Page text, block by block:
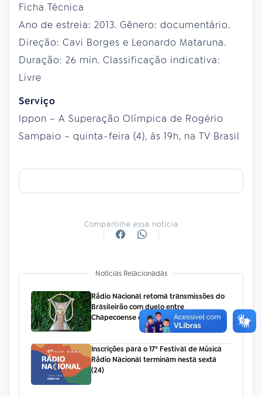
Ficha Técnica
Ano de estreia: 2013. Gênero: documentário.
Direção: Cavi Borges e Leonardo Mataruna.
Duração: 26 min. Classificação indicativa:
Livre
Serviço
Ippon – A Superação Olímpica de Rogério
Sampaio – quinta-feira (4), às 19h, na TV Brasil
Compartilhe essa notícia
Notícias Relacionadas
Rádio Nacional retoma transmissões do
Brasileirão com duelo entre
Chapecoense e Flamengo
Inscrições para o 17º Festival de Música
Rádio Nacional terminam nesta sexta
(24)